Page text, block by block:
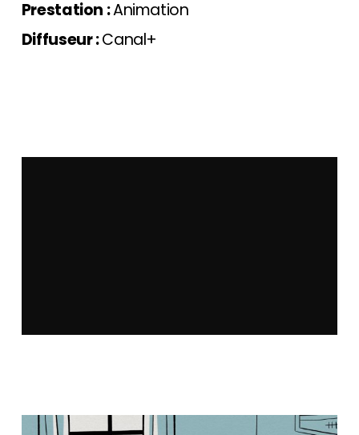
Prestation :Animation
Diffuseur :Canal+